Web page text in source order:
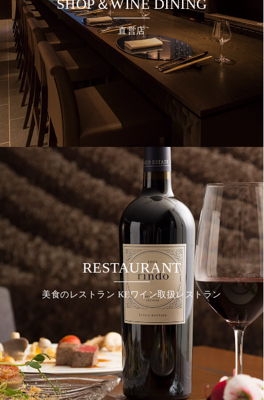
SHOP＆WINE DINING
直営店
RESTAURANT
美食のレストラン KEワイン取扱レストラン